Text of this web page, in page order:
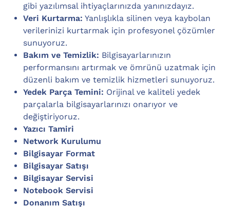
gibi yazılımsal ihtiyaçlarınızda yanınızdayız.
Veri Kurtarma: Yanlışlıkla silinen veya kaybolan
verilerinizi kurtarmak için profesyonel çözümler
sunuyoruz.
Bakım ve Temizlik: Bilgisayarlarınızın
performansını artırmak ve ömrünü uzatmak için
düzenli bakım ve temizlik hizmetleri sunuyoruz.
Yedek Parça Temini: Orijinal ve kaliteli yedek
parçalarla bilgisayarlarınızı onarıyor ve
değiştiriyoruz.
Yazıcı Tamiri
Network Kurulumu
Bilgisayar Format
Bilgisayar Satışı
Bilgisayar Servisi
Notebook Servisi
Donanım Satışı